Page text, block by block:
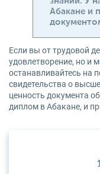
Абакане и
Если вы от трудовой
удовлетворение, но и
останавливайтесь на
свидетельства о
ценность документа
диплом в Абакане, и